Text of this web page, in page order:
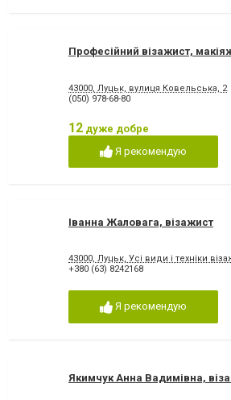
Професійний візажист,
43000, Луцьк, вулиця Ковельська, 2
(050) 978-68-80
12 дуже добре
Я рекомендую
Іванна Жаловага, візажист
43000, Луцьк, Усі види і техніки
+380 (63) 8242168
Я рекомендую
Якимчук Анна Вадимівна,